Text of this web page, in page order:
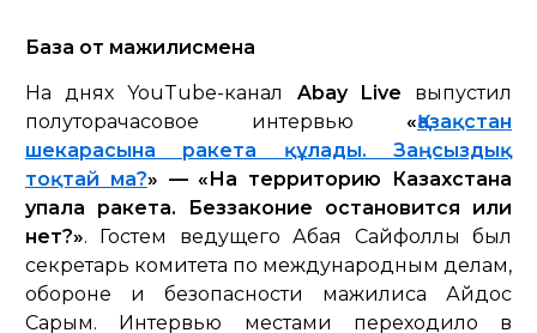
База от мажилисмена
На днях YouTube-канал Abay Live выпустил
полуторачасовое интервью «Қазақстан
шекарасына ракета құлады. Заңсыздық
тоқтай ма?» — «На территорию Казахстана
упала ракета. Беззаконие остановится или
нет?». Гостем ведущего Абая Сайфоллы был
секретарь комитета по международным делам,
обороне и безопасности мажилиса Айдос
Сарым. Интервью местами переходило в